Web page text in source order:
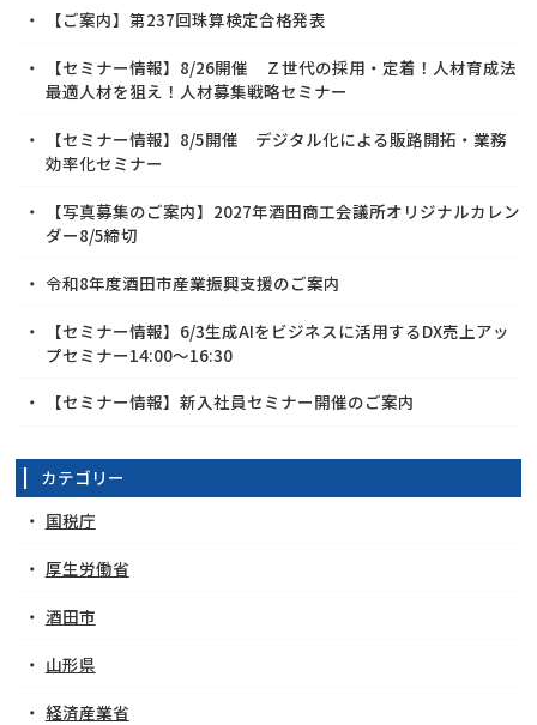
【ご案内】第237回珠算検定合格発表
【セミナー情報】8/26開催 Ｚ世代の採用・定着！人材育成法
最適人材を狙え！人材募集戦略セミナー
【セミナー情報】8/5開催 デジタル化による販路開拓・業務
効率化セミナー
【写真募集のご案内】2027年酒田商工会議所オリジナルカレン
ダー8/5締切
令和8年度酒田市産業振興支援のご案内
【セミナー情報】6/3生成AIをビジネスに活用するDX売上アッ
プセミナー14:00～16:30
【セミナー情報】新入社員セミナー開催のご案内
カテゴリー
国税庁
厚生労働省
酒田市
山形県
経済産業省